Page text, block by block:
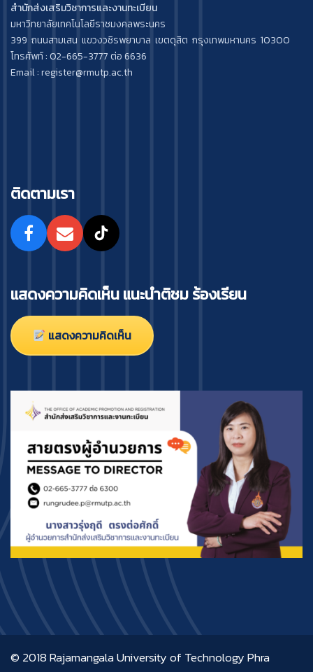
สำนักส่งเสริมวิชาการและงานทะเบียน
มหาวิทยาลัยเทคโนโลยีราชมงคลพระนคร
399 ถนนสามเสน แขวงวชิรพยาบาล เขตดุสิต กรุงเทพมหานคร 10300
โทรศัพท์ : 02-665-3777 ต่อ 6636
Email : register@rmutp.ac.th
ติดตามเรา
แสดงความคิดเห็น แนะนำติชม ร้องเรียน
แสดงความคิดเห็น
© 2018Rajamangala University of Technology Phra